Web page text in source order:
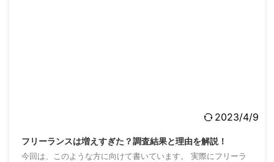
2023/4/9
フリーランスは増えすぎた？調査結果と理由を解説！
今回は、このような方に向けて書いています。 実際にフリーラ